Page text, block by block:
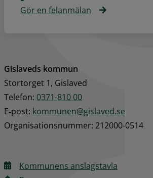
Gör en felanmälan
Gislaveds kommun
Stortorget 1, Gislaved
Telefon: 0371-810 00
E‑post: kommunen@gislaved.se
Organisationsnummer: 212000-0514
Kommunens anslagstavla